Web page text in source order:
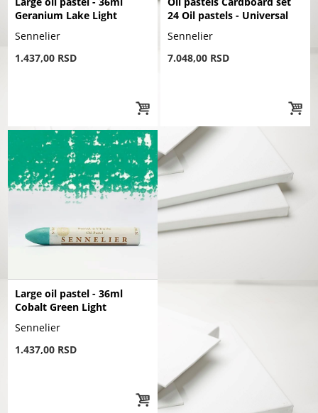
Geranium Lake Light
Sennelier
1.437,00 RSD
24 Oil pastels - Universal
Sennelier
7.048,00 RSD
Large oil pastel - 36ml
Cobalt Green Light
Sennelier
1.437,00 RSD